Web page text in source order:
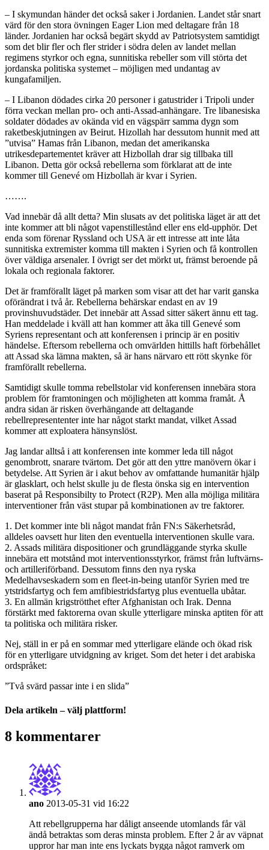
– I skymundan händer det också saker i Jordanien. Landet står snart
värd för den stora övningen Eager Lion med deltagare från 18
länder. Jordanien har också begärt skydd av Patriotsystem samtidigt
som det blir fler och fler strider i södra delen av landet mellan
regimens styrkor och egna, sunnitiska rebeller som vill störta det
jordanska politiska systemet – möjligen med undantag av
kungafamiljen.
– I Libanon dödades cirka 20 personer i gatustrider i Tripoli under
förra veckan mellan pro- och anti-Assad-anhängare. Tre libanesiska
soldater dödades av okända vid en vägspärr samma dygn som
raketbeskjutningen av Beirut. Hizollah har dessutom hunnit med att
”utvisa” Hamas från Libanon, medan det amerikanska
utrikesdepartementet kräver att Hizbollah drar sig tillbaka till
Libanon. Detta gör också rebellerna som förklarat att de inte
kommer till Genevé om Hizbollah är kvar i Syrien.
…….
Vad innebär då allt detta? Min slusats av det politiska läget är att det
inte kommer att bli något vapenstillestånd eller ens eld-upphör. Det
enda som förenar Ryssland och USA är ett intresse att inte låta
sunnitiska extremister komma till makten i Syrien och få kontrollen
över väldiga arsenaler. I övrigt ser det mörkt ut, främst beroende på
lokala och regionala faktorer.
Det är framförallt läget på marken som visar att det har varit ganska
oförändrat i två år. Rebellerna behärskar endast en av 19
provinshuvudstäder. Det innebär att Assad sitter säkert ännu ett tag.
Han meddelade i kväll att han kommer att åka till Genevé som
Syriens representant och att konferensen i princip är en positiv
händelse. Eftersom rebellerna och omvärlden hittills haft förbehållet
att Assad ska lämna makten, så är hans närvaro ett rött skynke för
framförallt rebellerna.
Samtidigt skulle tomma rebellstolar vid konferensen innebära stora
problem för framtoningen och möjligheten att komma framåt. Å
andra sidan är risken överhängande att deltagande
rebellrepresententer inte har något starkt mandat, vilket Assad
kommer att exploatera hänsynslöst.
Jag landar alltså i att konferensen inte kommer leda till något
genombrott, snarare tvärtom. Det gör att den yttre manövern ökar i
betydelse. Att Syrien är i akut behov av omfattande humanitär hjälp
är glasklart, och helst skulle ju de flesta önska sig en intervention
baserat på Responsibilty to Protect (R2P). Men alla möjliga militära
interventioner från väst stupar på kombinationen av tre faktorer.
1. Det kommer inte bli något mandat från FN:s Säkerhetsråd,
alldeles oavsett hur liten den eventuella interventionen skulle vara.
2. Assads militära dispositioner och grundläggande styrka skulle
innebära ett motstånd mot interventionsstyrkor, främst från luftvärns-
och artilleriförband. Dessutom finns den nya ryska
Medelhavseskadern som en fleet-in-being utanför Syrien med tre
ytstridsfartyg och fem amfibiestridsfartyg plus eventuella ubåtar.
3. En allmän krigströtthet efter Afghanistan och Irak. Denna
förstärkt med faktorerna ovan skulle ytterligare minska aptiten för att
ta politiska och militära risker.
Nej, ställ in er på en sommar med ytterligare elände och ökad risk
för en ytterligare utvidgning av kriget. Som det heter i det arabiska
ordspråket:
”Två svärd passar inte i en slida”
Dela artikeln – välj plattform!
Facebook
X
Reddit
LinkedIn
WhatsApp
Tumblr
Pinterest
Vk
E-
post
8 kommentarer
ano 2013-05-31 vid 16:22
Att rebellgrupperna har dåligt anseende utomlands får väl
ändå betraktas som deras minsta problem. Efter 2 år av väpnat
uppror har man inte ens lyckats bygga något ramverk om